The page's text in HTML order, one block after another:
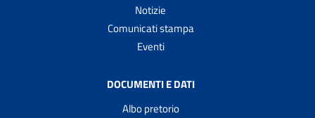
Notizie
Comunicati stampa
Eventi
DOCUMENTI E DATI
Albo pretorio